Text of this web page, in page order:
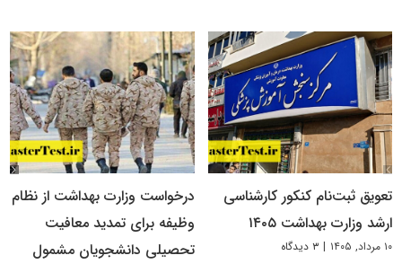
تعویق ثبت‌نام کنکور کارشناسی
ارشد وزارت بهداشت ۱۴۰۵
۱۰ مرداد, ۱۴۰۵ | ۳ دیدگاه
درخواست وزارت بهداشت از نظام
وظیفه برای تمدید معافیت
تحصیلی دانشجویان مشمول